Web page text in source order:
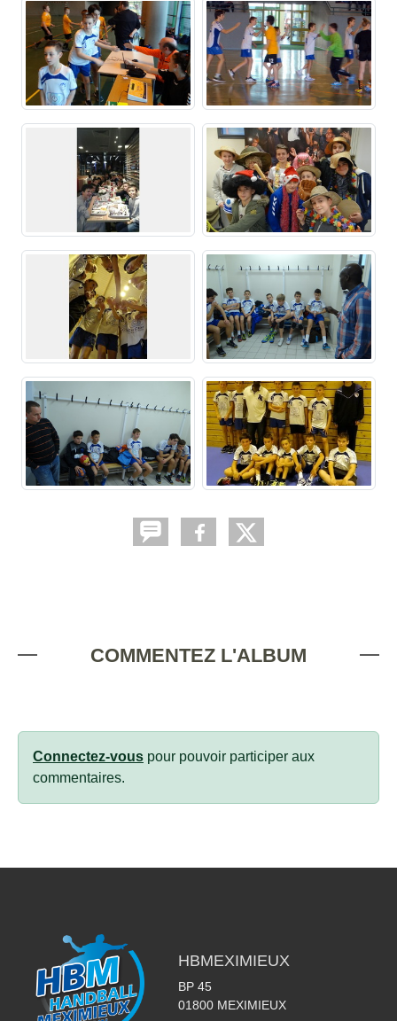
COMMENTEZ L'ALBUM
Connectez-vous pour pouvoir participer aux
commentaires.
HBMEXIMIEUX
BP 45
01800 MEXIMIEUX